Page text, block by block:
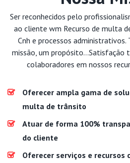
Ser reconhecidos pelo
ao cliente wm Recurso de multa
Cnh e processos administrativos.
missão, um propósito...Satisfação
colaboradores em nossos
Oferecer ampla gama de
multa de trânsito
Atuar de forma 100%
do cliente
Oferecer serviços e recursos